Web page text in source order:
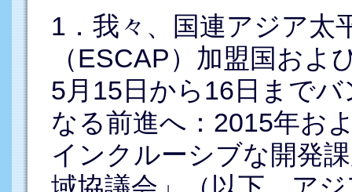
1．我々、国連アジア太
（ESCAP）加盟国およ
5月15日から16日まで
なる前進へ：2015年お
インクルーシブな開発